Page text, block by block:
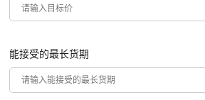
能接受的最长货期